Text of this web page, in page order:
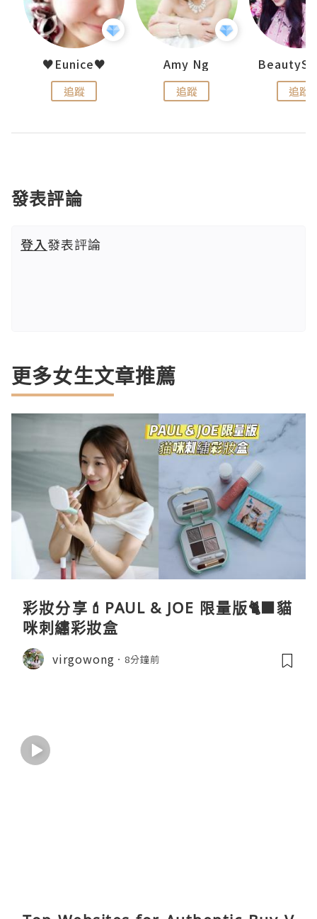
♥Eunice♥
追蹤
Amy Ng
追蹤 追蹤
發表評論
登入發表評論
更多女生文章推薦
彩妝分享💄PAUL & JOE 限量版🐈‍⬛貓
咪刺繡彩妝盒
virgowong 8分鐘前